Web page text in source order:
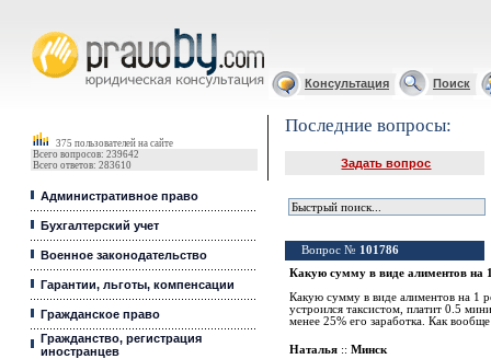
Консультация Поиск
375 пользователей на сайте
Всего вопросов: 239642
Всего ответов: 283610
Административное право
Бухгалтерский учет
Военное законодательство
Гарантии, льготы, компенсации
Гражданское право
Гражданство, регистрация
иностранцев
Последние вопросы:
Задать вопрос
Вопрос № 101786
Какую сумму в виде алиментов на
Какую сумму в виде алиментов на 1
устроился таксистом, платит 0.5
менее 25% его заработка. Как
Наталья :: Минск